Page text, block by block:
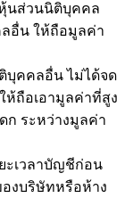
นส่วนนิติบุคคล
อื่น ให้ถือมูลค่า
ลอื่น ไม่ได้จด
ห้ถือเอามูลค่าที่สูง
ระหว่างมูลค่า
ลาบัญชีก่อน
งบริษัทหรือห้าง